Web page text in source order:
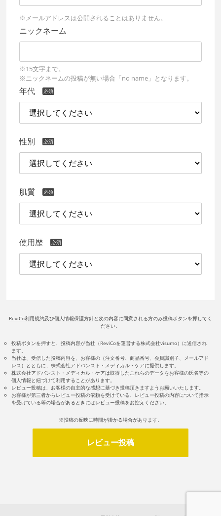
※メールアドレスは公開されることはありません。
ニックネーム
※15文字まで。
※ニックネームの投稿が無い場合「no name」となります。
年代
性別
肌質
使用歴
ReviCo利用規約及び個人情報保護方針と次の内容に同意される方のみ投稿ボタンを押してく
ださい。
投稿ボタンを押すと、投稿内容が当社（ReviCoを運営する株式会社visumo）に送信され
ます。
当社は、受信した投稿内容を、お客様の（注文番号、商品番号、会員識別子、メールアド
レス）とともに、株式会社アドバンスト・メディカル・ケアに提供します。
株式会社アドバンスト・メディカル・ケアは取得したこれらのデータをお客様の氏名等の
個人情報と紐づけて利用することがあります。
レビュー投稿は、お客様の自主的な感想に基づき投稿頂きますようお願いいたします。
お客様が第三者からレビュー投稿の依頼を受けている、レビュー投稿の内容について指示
を受けている等の場合があるときにはレビュー投稿をお控えください。
※投稿の反映に時間が掛かる場合があります。